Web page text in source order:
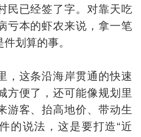
民已经签了字。对靠天吃
亏本的虾农来说，拿一笔
划算的事。
，这条沿海岸贯通的快速
方便了，还可能像规划里
游客、抬高地价、带动生
的说法，这是要打造“近